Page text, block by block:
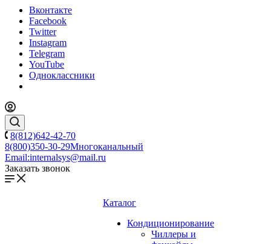
Вконтакте
Facebook
Twitter
Instagram
Telegram
YouTube
Одноклассники
8(812)642-42-70
8(800)350-30-29Многоканальный
Email:internalsys@mail.ru
Заказать звонок
Каталог
Кондиционирование
Чиллеры и